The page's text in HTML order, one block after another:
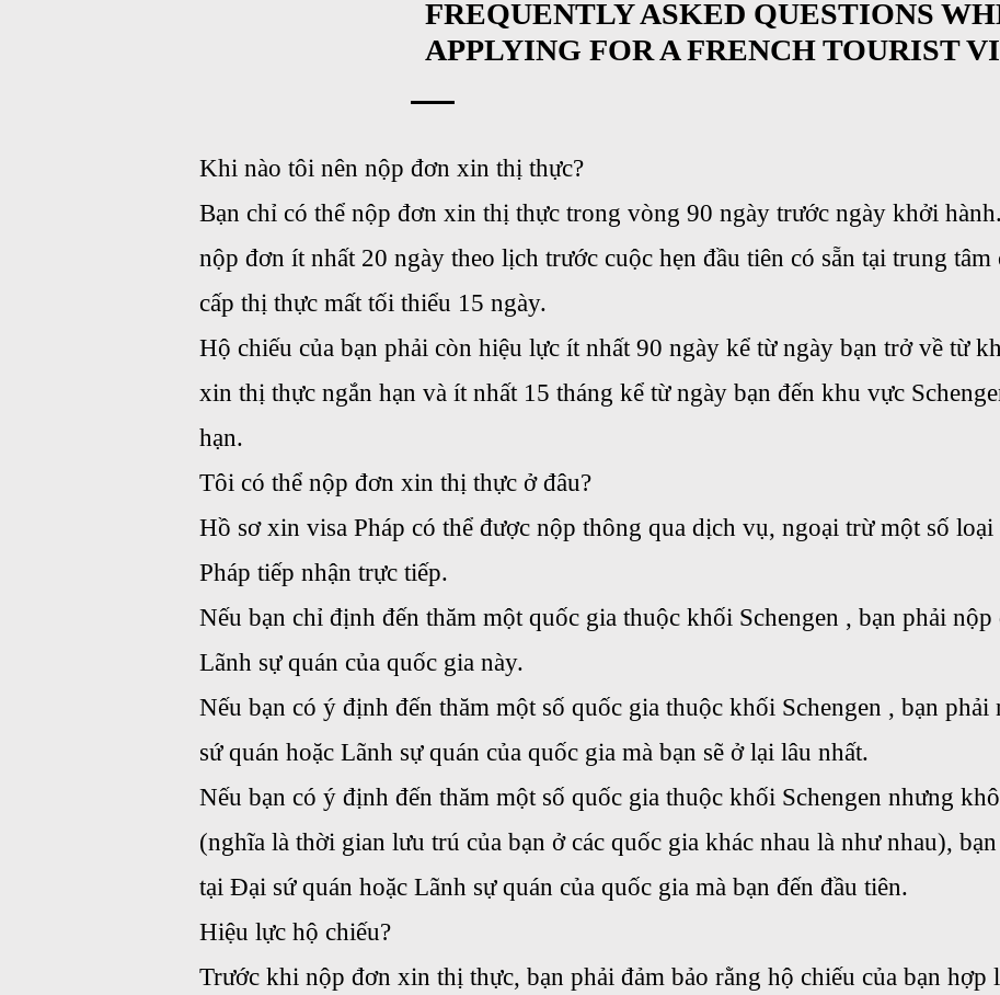
FREQUENTLY ASKED QUESTIONS
APPLYING FOR A FRENCH TOURIST
Khi nào tôi nên nộp đơn xin thị thực?
Bạn chỉ có thể nộp đơn xin thị thực trong vòng 90 ngày trước ngày khởi
nộp đơn ít nhất 20 ngày theo lịch trước cuộc hẹn đầu tiên có sẵn tại trung
cấp thị thực mất tối thiểu 15 ngày.
Hộ chiếu của bạn phải còn hiệu lực ít nhất 90 ngày kể từ ngày bạn trở về từ
xin thị thực ngắn hạn và ít nhất 15 tháng kể từ ngày bạn đến khu vực
hạn.
Tôi có thể nộp đơn xin thị thực ở đâu?
Hồ sơ xin visa Pháp có thể được nộp thông qua dịch vụ, ngoại trừ một số
Pháp tiếp nhận trực tiếp.
Nếu bạn chỉ định đến thăm một quốc gia thuộc khối Schengen , bạn phải
Lãnh sự quán của quốc gia này.
Nếu bạn có ý định đến thăm một số quốc gia thuộc khối Schengen , bạn
sứ quán hoặc Lãnh sự quán của quốc gia mà bạn sẽ ở lại lâu nhất.
Nếu bạn có ý định đến thăm một số quốc gia thuộc khối Schengen nhưng
(nghĩa là thời gian lưu trú của bạn ở các quốc gia khác nhau là như nhau),
tại Đại sứ quán hoặc Lãnh sự quán của quốc gia mà bạn đến đầu tiên.
Hiệu lực hộ chiếu?
Trước khi nộp đơn xin thị thực, bạn phải đảm bảo rằng hộ chiếu của bạn hợp